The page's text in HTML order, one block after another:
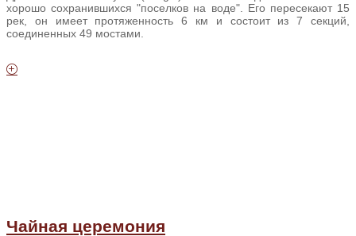
хорошо сохранившихся "поселков на воде". Его пересекают 15
рек, он имеет протяженность 6 км и состоит из 7 секций,
соединенных 49 мостами.
Чайная церемония